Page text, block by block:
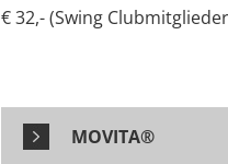
€ 32,- (Swing
MOVITA®